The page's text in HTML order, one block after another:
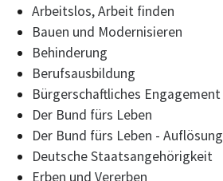
Arbeitslos, Arbeit finden
Bauen und Modernisieren
Behinderung
Berufsausbildung
Bürgerschaftliches Engagement
Der Bund fürs Leben
Der Bund fürs Leben - Auflösung
Deutsche Staatsangehörigkeit
Erben und Vererben